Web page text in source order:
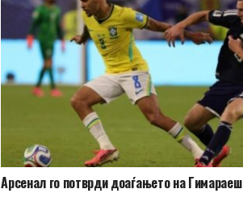
Арсенал го потврди доаѓањето на Гимараеш